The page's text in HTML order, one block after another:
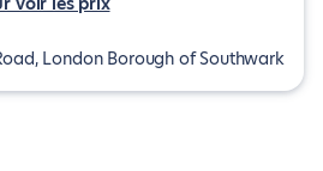
London Borough of Southwark